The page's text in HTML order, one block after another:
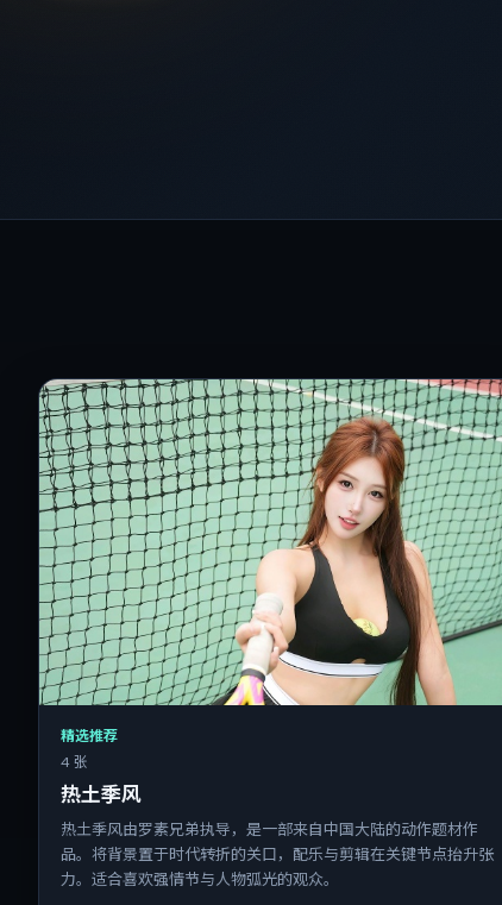
精选推荐
4 张
热土季风
热土季风由罗素兄弟执导，是一部来自中国大陆的动作题材作
品。将背景置于时代转折的关口，配乐与剪辑在关键节点抬升张
力。适合喜欢强情节与人物弧光的观众。